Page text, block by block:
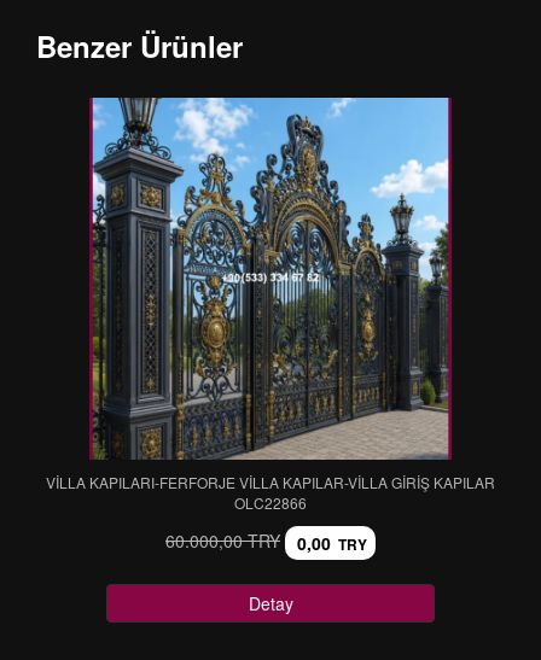
Benzer Ürünler
VİLLA KAPILARI-FERFORJE VİLLA KAPILAR-VİLLA GİRİŞ KAPILAR
OLC22866
60.000,00 TRY 0,00 TRY
Detay